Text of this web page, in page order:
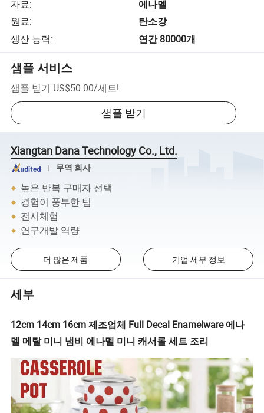
자료:
에나멜
원료:
탄소강
생산 능력: 연간 80000개
샘플 서비스
샘플 받기 US$50.00/세트!
샘플 받기
Xiangtan Dana Technology Co., Ltd.
무역 회사
높은 반복 구매자 선택
경험이 풍부한 팀
전시체험
연구개발 역량
더 많은 제품 기업 세부 정보
세부
12cm 14cm 16cm 제조업체 Full Decal Enamelware 에나
멜 메탈 미니 냄비 에나멜 미니 캐서롤 세트 조리